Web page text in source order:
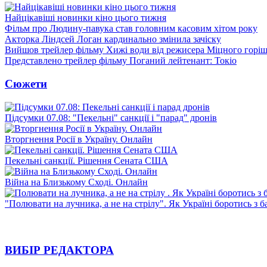
Найцікавіші новинки кіно цього тижня
Фільм про Людину-павука став головним касовим хітом року
Акторка Ліндсей Логан кардинально змінила зачіску
Вийшов трейлер фільму Хижі води від режисера Міцного
Представлено трейлер фільму Поганий лейтенант: Токіо
Сюжети
Підсумки 07.08: "Пекельні" санкції і "парад" дронів
Вторгнення Росії в Україну. Онлайн
Пекельні санкції. Рішення Сената США
Війна на Близькому Сході. Онлайн
"Полювати на лучника, а не на стрілу". Як Україні боротись з
ВИБІР РЕДАКТОРА